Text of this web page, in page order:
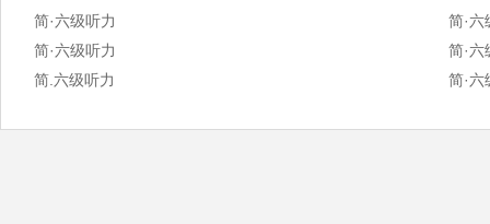
简·六级听力
简·六
简·六级听力
简·六
简.六级听力
简·六